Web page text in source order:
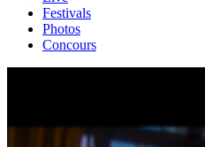
Festivals
Photos
Concours